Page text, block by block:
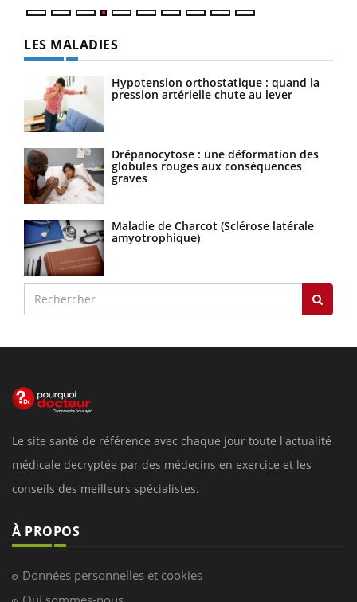
LES MALADIES
Hypotension orthostatique : quand la
pression artérielle chute au lever
Drépanocytose : une déformation des
globules rouges aux conséquences
graves
Maladie de Charcot (Sclérose latérale
amyotrophique)
Le site santé de référence avec chaque jour toute l'actualité
médicale decryptée par des médecins en exercice et les
conseils des meilleurs spécialistes.
À PROPOS
Données personnelles et cookies